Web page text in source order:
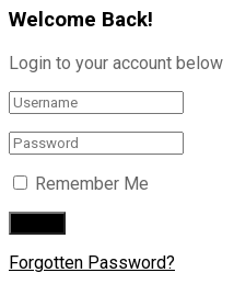
Welcome Back!
Login to your account below
Remember Me
Forgotten Password?